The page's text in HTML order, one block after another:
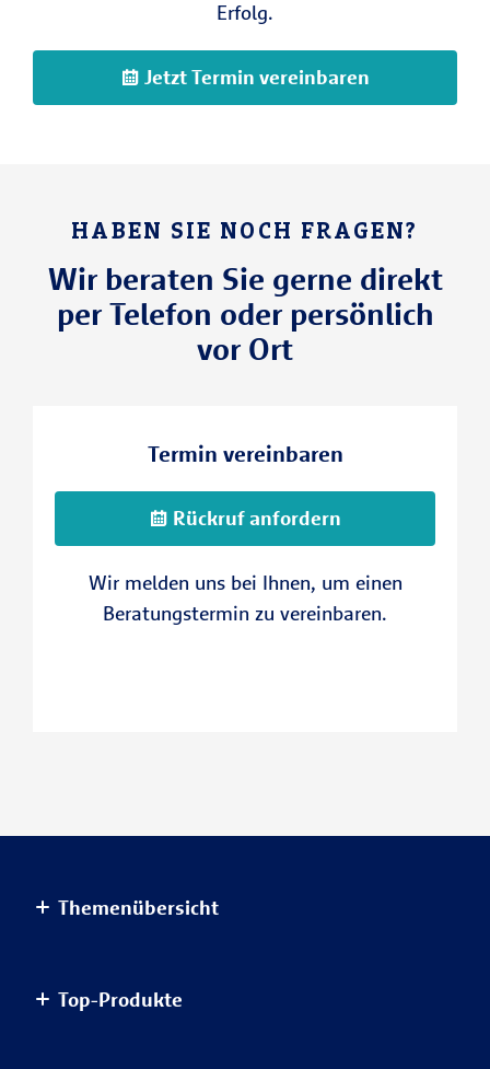
Erfolg.
Jetzt Termin vereinbaren
HABEN SIE NOCH FRAGEN?
Wir beraten Sie gerne direkt
per Telefon oder persönlich
vor Ort
Termin vereinbaren
Rückruf anfordern
Wir melden uns bei Ihnen, um einen
Beratungstermin zu vereinbaren.
Themenübersicht
Haus & Wohnung
Top-Produkte